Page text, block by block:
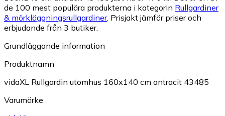
de 100 mest populära produkterna i kategorin Rullgardiner
& mörkläggningsrullgardiner. Prisjakt jämför priser och
erbjudande från 3 butiker.
Grundläggande information
Produktnamn
vidaXL Rullgardin utomhus 160x140 cm antracit 43485
Varumärke